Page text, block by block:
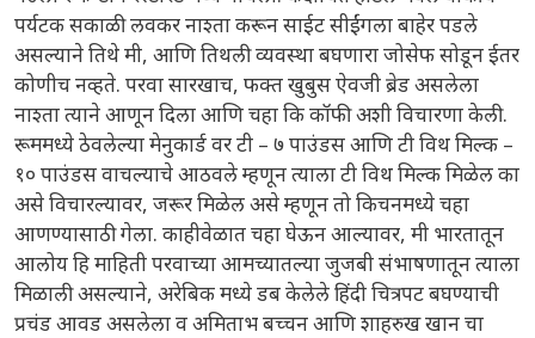
पर्यटक सकाळी लवकर नाश्ता करून साईट सीईंगला बाहेर पडले
असल्याने तिथे मी, आणि तिथली व्यवस्था बघणारा जोसेफ सोडून ईतर
कोणीच नव्हते. परवा सारखाच, फक्त खुबुस ऐवजी ब्रेड असलेला
नाश्ता त्याने आणून दिला आणि चहा कि कॉफी अशी विचारणा केली.
रूममध्ये ठेवलेल्या मेनुकार्ड वर टी – ७ पाउंडस आणि टी विथ मिल्क –
१० पाउंडस वाचल्याचे आठवले म्हणून त्याला टी विथ मिल्क मिळेल का
असे विचारल्यावर, जरूर मिळेल असे म्हणून तो किचनमध्ये चहा
आणण्यासाठी गेला. काहीवेळात चहा घेऊन आल्यावर, मी भारतातून
आलोय हि माहिती परवाच्या आमच्यातल्या जुजबी संभाषणातून त्याला
मिळाली असल्याने, अरेबिक मध्ये डब केलेले हिंदी चित्रपट बघण्याची
प्रचंड आवड असलेला व अमिताभ बच्चन आणि शाहरुख खान चा